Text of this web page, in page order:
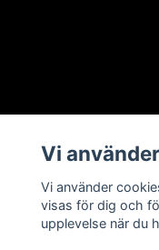
Vi
Vi använder
visas för dig och
upplevelse när du